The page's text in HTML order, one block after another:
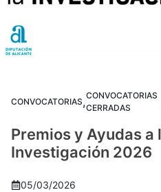
CONVOCATORIAS,CONVOCATORIAS
CERRADAS
Premios y Ayudas a
Investigación 2026
05/03/2026